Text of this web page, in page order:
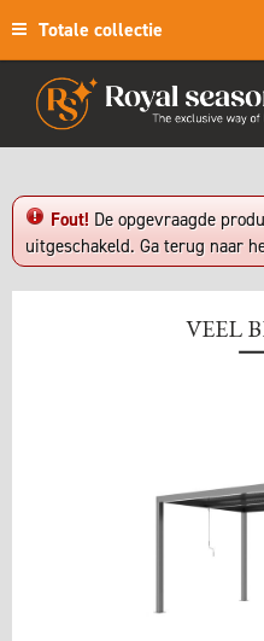
Totale collectie
Fout! De opgevraagde
uitgeschakeld. Ga terug naar
VEEL